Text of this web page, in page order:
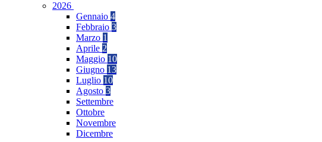
2026
Gennaio 4
Febbraio 3
Marzo 1
Aprile 2
Maggio 10
Giugno 13
Luglio 10
Agosto 3
Settembre
Ottobre
Novembre
Dicembre